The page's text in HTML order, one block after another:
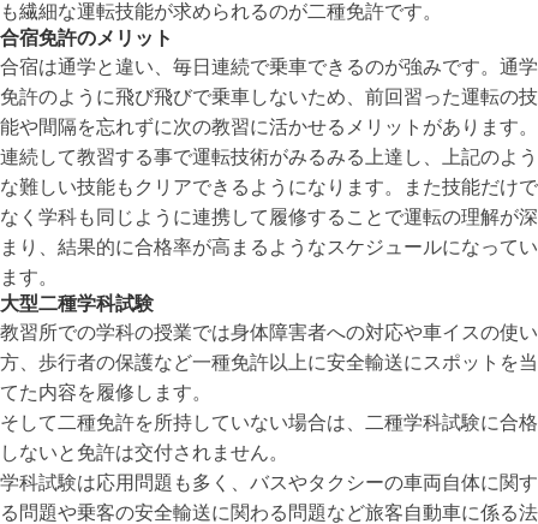
も繊細な運転技能が求められるのが二種免許です。
合宿免許のメリット
合宿は通学と違い、毎日連続で乗車できるのが強みです。通学
免許のように飛び飛びで乗車しないため、前回習った運転の技
能や間隔を忘れずに次の教習に活かせるメリットがあります。
連続して教習する事で運転技術がみるみる上達し、上記のよう
な難しい技能もクリアできるようになります。また技能だけで
なく学科も同じように連携して履修することで運転の理解が深
まり、結果的に合格率が高まるようなスケジュールになってい
ます。
大型二種学科試験
教習所での学科の授業では身体障害者への対応や車イスの使い
方、歩行者の保護など一種免許以上に安全輸送にスポットを当
てた内容を履修します。
そして二種免許を所持していない場合は、二種学科試験に合格
しないと免許は交付されません。
学科試験は応用問題も多く、バスやタクシーの車両自体に関す
る問題や乗客の安全輸送に関わる問題など旅客自動車に係る法